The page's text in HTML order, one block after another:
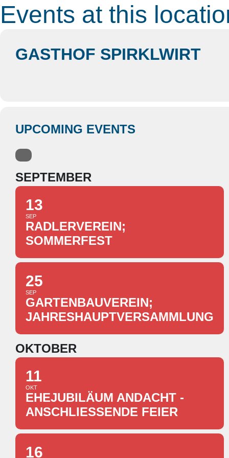
Events at this
GASTHOF SPIRKLWIRT
UPCOMING EVENTS
SEPTEMBER
13
SEP
RADLERVEREIN;
SOMMERFEST
25
SEP
GARTENBAUVEREIN;
JAHRESHAUPTVERSAMMLUNG
OKTOBER
11
OKT
EHEJUBILÄUM ANDACHT -
ANSCHLIESSENDE FEIER
16